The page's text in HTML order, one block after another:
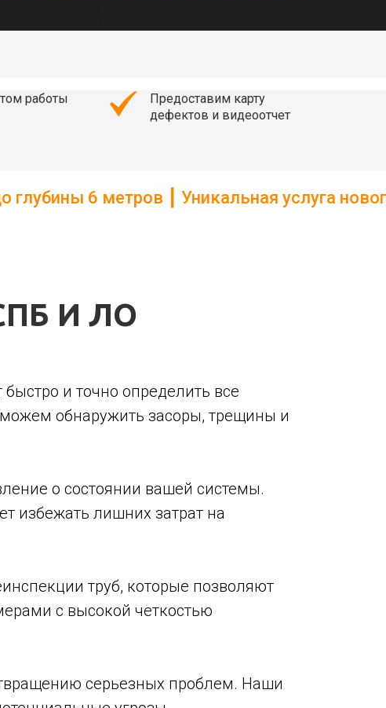
работы
Предоставим карту
дефектов и видеоотчет
┃ Уникальная услуга нового поколения
И ЛО
и точно определить все
обнаружить засоры, трещины и
о состоянии вашей системы.
избежать лишних затрат на
труб, которые позволяют
с высокой четкостью
серьезных проблем. Наши